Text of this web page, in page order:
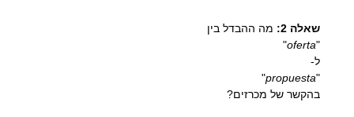
שאלה 2:
מה ההבדל בין
"
oferta
"
ל-
"
propuesta
"
בהקשר של מכרזים?